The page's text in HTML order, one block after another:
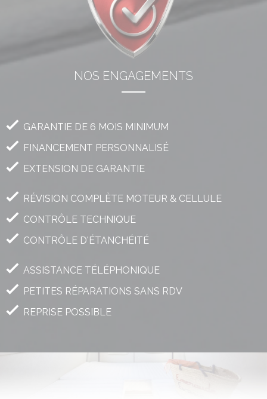
NOS ENGAGEMENTS
DESCRIPTION
GARANTIE DE 6 MOIS MINIMUM
FINANCEMENT PERSONNALISÉ
EXTENSION DE GARANTIE
DESCRIPTION
RÉVISION COMPLÈTE MOTEUR & CELLULE
CONTRÔLE TECHNIQUE
CONTRÔLE D'ÉTANCHÉITÉ
DESCRIPTION
ASSISTANCE TÉLÉPHONIQUE
PETITES RÉPARATIONS SANS RDV
REPRISE POSSIBLE